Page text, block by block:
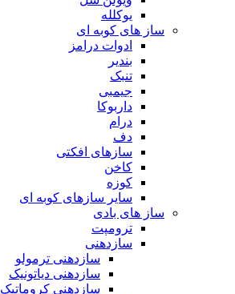
یوکلله
ساز های کوبه ای
ادوات درامز
بندیر
تنبک
جیمبی
داربوکا
درام
دف
سازهای افکتی
کاخن
کوزه
سایر سازهای کوبه ای
ساز های بادی
ترومپت
سازدهنی
سازدهنی ترمولو
سازدهنی دیاتونیک
سازدهنی کروماتیک